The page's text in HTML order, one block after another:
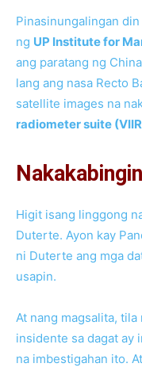
Pinasinungalingan din
ng UP Institute for
ang paratang ng
lang ang nasa Recto
satellite images na
radiometer suite
Higit isang linggong
Duterte. Ayon kay
ni Duterte ang mga
usapin.
At nang magsalita,
insidente sa dagat ay
na imbestigahan ito.